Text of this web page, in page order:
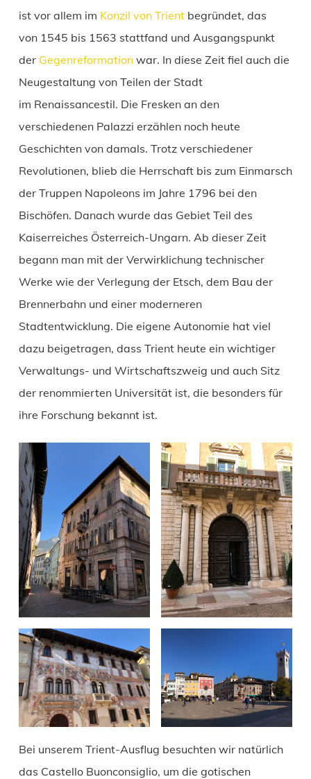
ist vor allem im Konzil von Trientbegründet, das
von 1545 bis 1563 stattfand und Ausgangspunkt
der Gegenreformationwar. In diese Zeit fiel auch die
Neugestaltung von Teilen der Stadt
im Renaissancestil. Die Fresken an den
verschiedenen Palazzi erzählen noch heute
Geschichten von damals. Trotz verschiedener
Revolutionen, blieb die Herrschaft bis zum Einmarsch
der Truppen Napoleons im Jahre 1796 bei den
Bischöfen. Danach wurde das Gebiet Teil des
Kaiserreiches Österreich-Ungarn. Ab dieser Zeit
begann man mit der Verwirklichung technischer
Werke wie der Verlegung der Etsch, dem Bau der
Brennerbahn und einer moderneren
Stadtentwicklung. Die eigene Autonomie hat viel
dazu beigetragen, dass Trient heute ein wichtiger
Verwaltungs- und Wirtschaftszweig und auch Sitz
der renommierten Universität ist, die besonders für
ihre Forschung bekannt ist.
Bei unserem Trient-Ausflug besuchten wir natürlich
das Castello Buonconsiglio, um die gotischen